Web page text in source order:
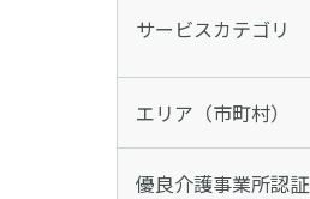
サービスカテゴリ
エリア（市町村）
優良介護事業所認証